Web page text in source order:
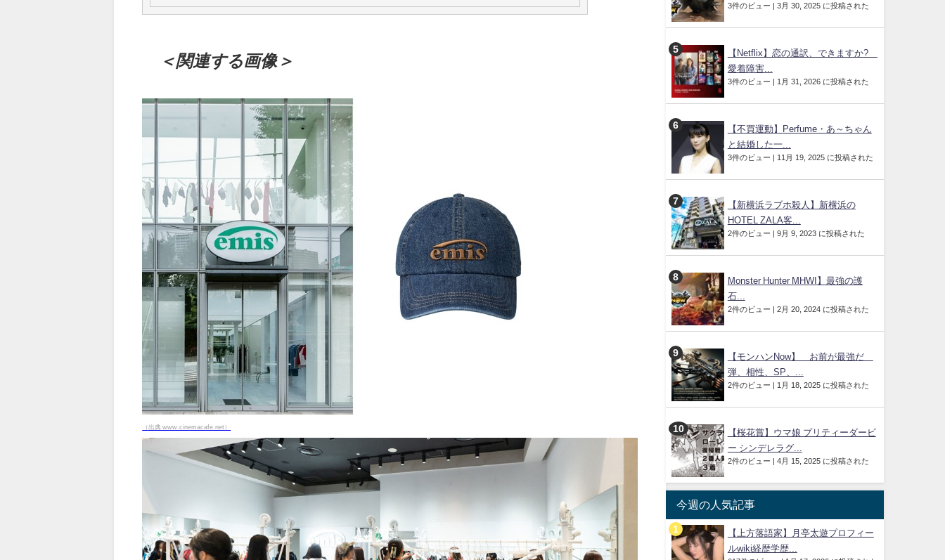
＜関連する画像＞
（出典 www.cinemacafe.net）
3件のビュー | 3月 30, 2025 に投稿された
【Netflix】恋の通訳、できますか?
愛着障害...
3件のビュー | 1月 31, 2026 に投稿された
【不買運動】Perfume・あ～ちゃん
と結婚した一...
3件のビュー | 11月 19, 2025 に投稿された
【新横浜ラブホ殺人】新横浜の
HOTEL ZALA客...
2件のビュー | 9月 9, 2023 に投稿された
Monster Hunter MHWI】最強の護
石...
2件のビュー | 2月 20, 2024 に投稿された
【モンハンNow】 お前が最強だ
弾、相性、SP、...
2件のビュー | 1月 18, 2025 に投稿された
【桜花賞】ウマ娘 プリティーダービ
ー シンデレラグ...
2件のビュー | 4月 15, 2025 に投稿された
今週の人気記事
【上方落語家】月亭太遊プロフィー
ルwiki経歴学歴...